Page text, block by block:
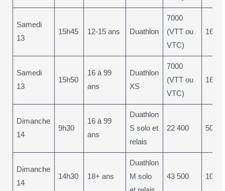
Samedi
13
15h45 12-15 ans Duathlon
7000
(VTT ou
VTC)
1600
Samedi
13
15h50
16 à 99
ans
Duathlon
XS
7000
(VTT ou
VTC)
1600
Dimanche
14
9h30
16 à 99
ans
Duathlon
S solo et
relais
22 400 5000
Dimanche
14
14h30 18+ ans
Duathlon
M solo
43 500 10